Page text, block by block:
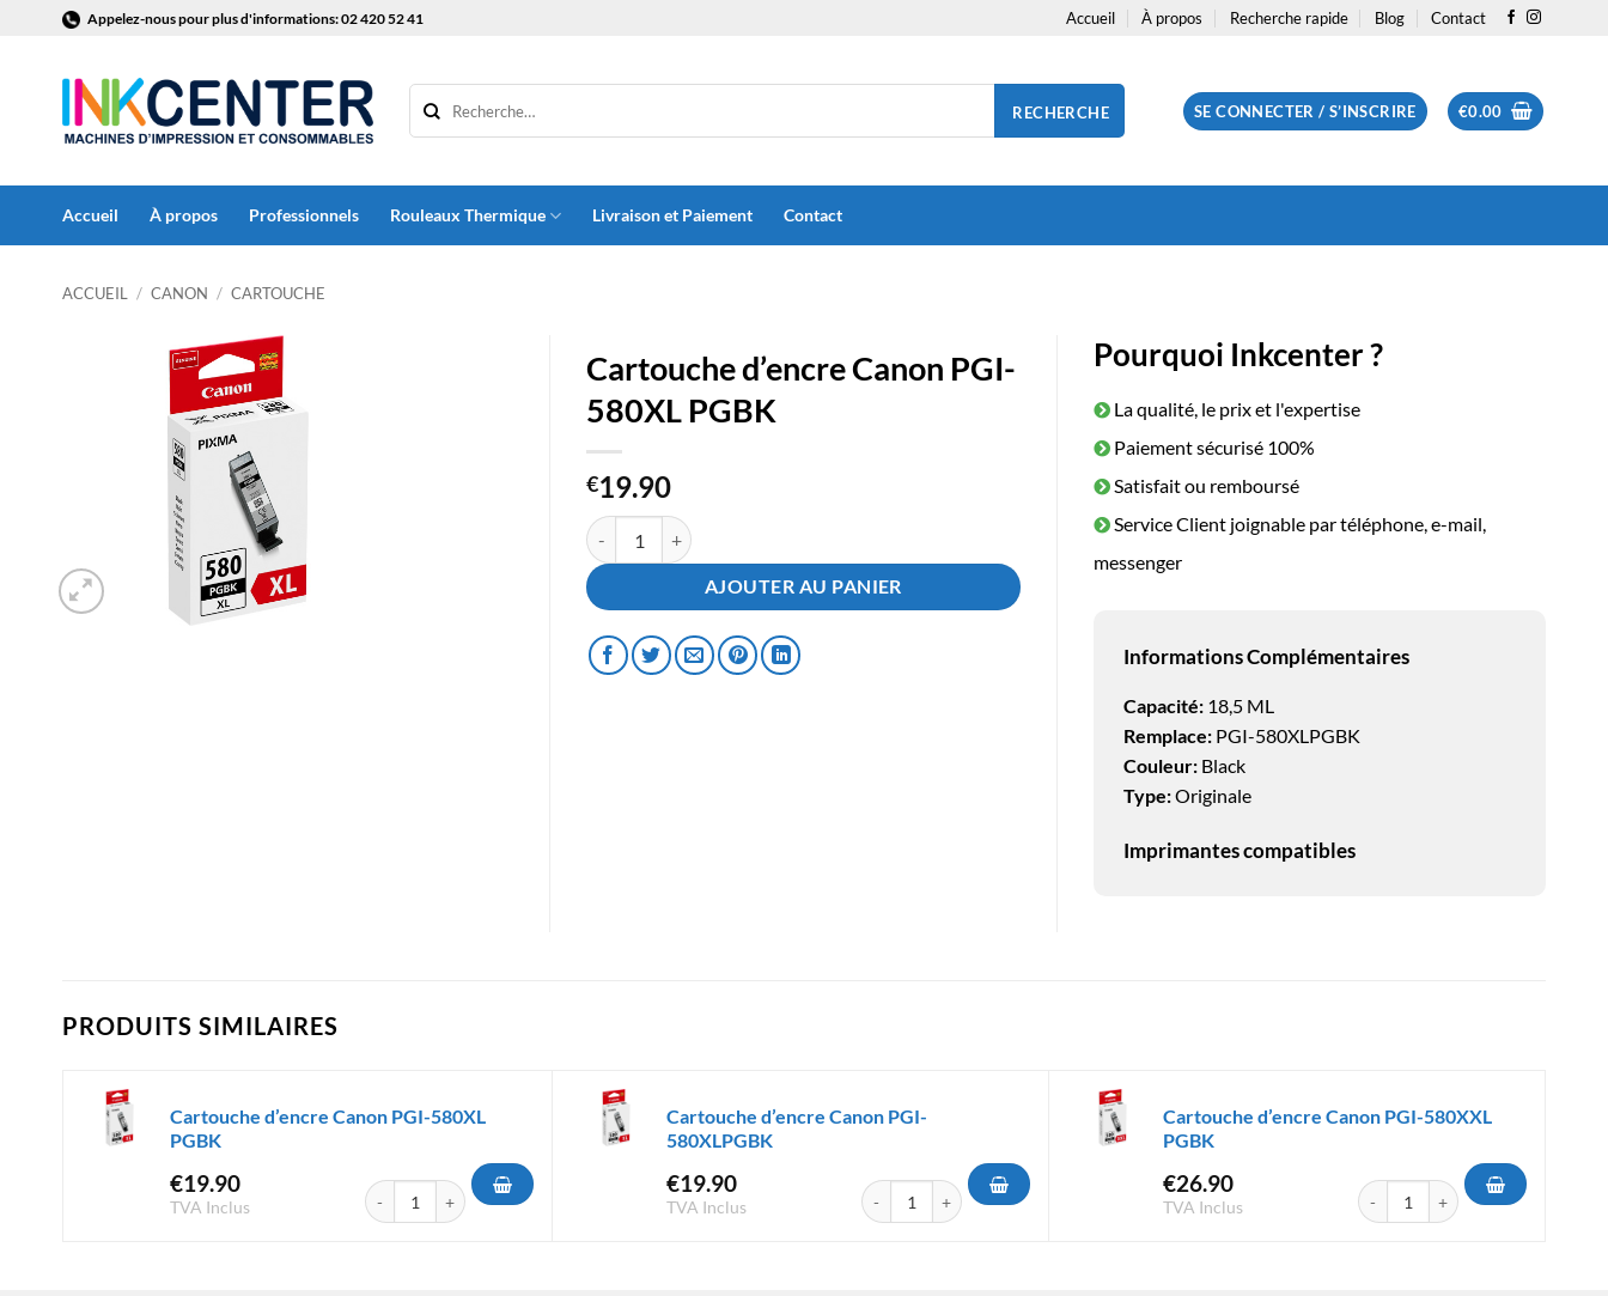
contenu
Appelez-nous pour plus d'informations: 02 420 52 41 Accueil À propos Recherche rapide Blog Contact
RECHERCHE SE CONNECTER / S’INSCRIRE €0.00
Accueil À propos Professionnels Rouleaux Thermique Livraison et Paiement Contact
ACCUEIL / CANON / CARTOUCHE
Cartouche d’encre Canon PGI-
580XL PGBK
€19.90
quantité de Cartouche d'encre Canon PGI-580XL PGBK
AJOUTER AU PANIER
Pourquoi Inkcenter ?
La qualité, le prix et l'expertise
Paiement sécurisé 100%
Satisfait ou remboursé
Service Client joignable par téléphone, e-mail,
messenger
Informations Complémentaires
Capacité:18,5 ML
Remplace: PGI-580XLPGBK
Couleur: Black
Type:Originale
Imprimantes compatibles
PRODUITS SIMILAIRES
Cartouche d’encre Canon PGI-580XL
PGBK
€19.90
TVA Inclus
quantité de Cartouche d'encre Canon PGI-580XL PGBK
Cartouche d’encre Canon PGI-
580XLPGBK
€19.90
TVA Inclus
quantité de Cartouche d'encre Canon PGI-580XLPGBK
Cartouche d’encre Canon PGI-580XXL
PGBK
€26.90
TVA Inclus
quantité de Cartouche d'encre